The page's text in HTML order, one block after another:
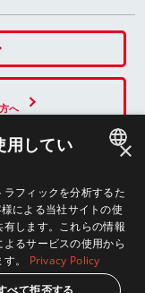
へ
ENGLISH
×
用してい
フィックを分析するた
による当社サイトの使
します。これらの情報
るサービスの使用から
。
Privacy Policy
べて拒否する